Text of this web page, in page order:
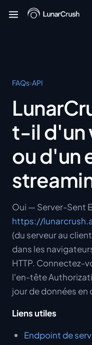
FAQs›API
t-il d'un
ou d'un
Oui — Server-Sent
https://
(du serveur au
dans les
HTTP. Connectez-
l'en-tête
jour de données
Liens utiles
Endpoint de